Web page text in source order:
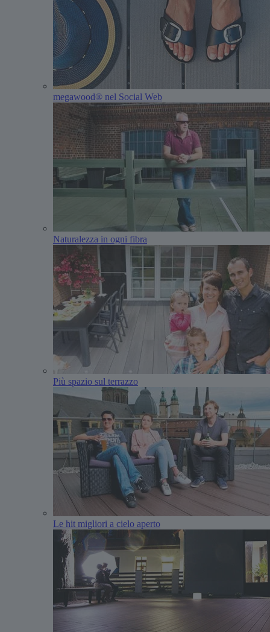
megawood® nel Social Web
Naturalezza in ogni fibra
Più spazio sul terrazzo
Le hit migliori a cielo aperto